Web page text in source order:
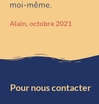
Pour nous contacter